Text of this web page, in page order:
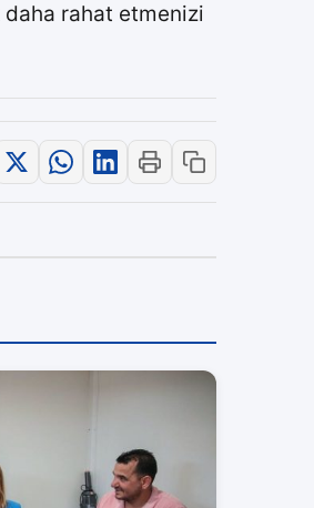
daha rahat etmenizi